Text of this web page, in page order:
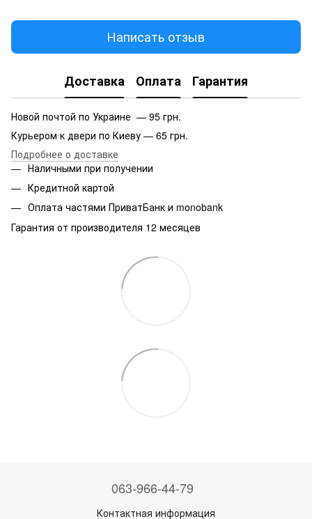
Написать отзыв
Доставка Оплата Гарантия
Новой почтой по Украине — 95 грн.
Курьером к двери по Киеву — 65 грн.
Подробнее о доставке
Наличными при получении
Кредитной картой
Оплата частями ПриватБанк и monobank
Гарантия от производителя 12 месяцев
063-966-44-79
Контактная информация